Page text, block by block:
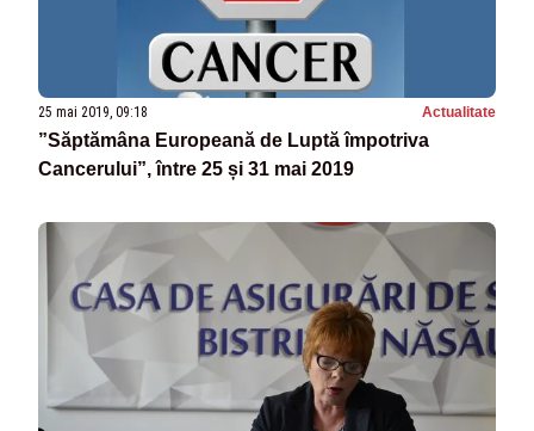
25 mai 2019, 09:18 Actualitate
”Săptămâna Europeană de Luptă împotriva
Cancerului”, între 25 și 31 mai 2019